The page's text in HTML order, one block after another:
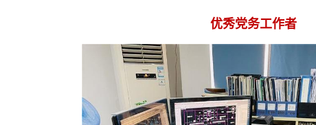
优秀党务工作者